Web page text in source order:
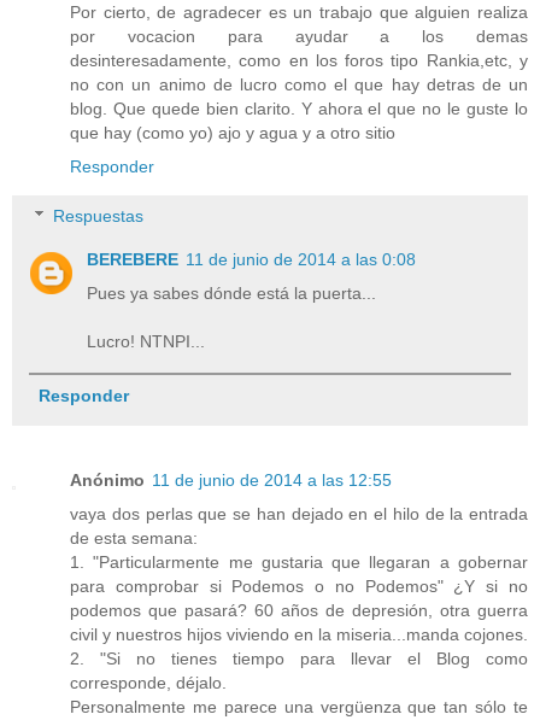
Por cierto, de agradecer es un trabajo que alguien realiza
por vocacion para ayudar a los demas
desinteresadamente, como en los foros tipo Rankia,etc, y
no con un animo de lucro como el que hay detras de un
blog. Que quede bien clarito. Y ahora el que no le guste lo
que hay (como yo) ajo y agua y a otro sitio
Responder
Respuestas
BEREBERE 11 de junio de 2014 a las 0:08
Pues ya sabes dónde está la puerta...
Lucro! NTNPI...
Responder
Anónimo 11 de junio de 2014 a las 12:55
vaya dos perlas que se han dejado en el hilo de la entrada
de esta semana:
1. "Particularmente me gustaria que llegaran a gobernar
para comprobar si Podemos o no Podemos" ¿Y si no
podemos que pasará? 60 años de depresión, otra guerra
civil y nuestros hijos viviendo en la miseria...manda cojones.
2. "Si no tienes tiempo para llevar el Blog como
corresponde, déjalo.
Personalmente me parece una vergüenza que tan sólo te